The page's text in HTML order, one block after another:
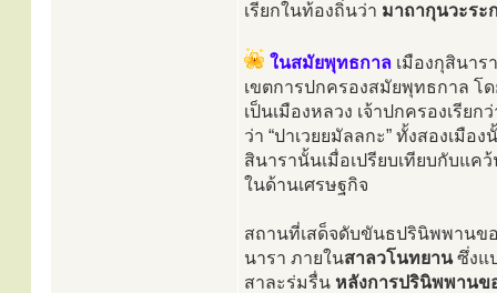
เรียกในท้องถิ่นว่า มาถากุนวะระ
ในสมัยพุทธกาล เมืองกุสินา
เขตการปกครองสมัยพุทธกาล โ
เป็นเมืองหลวง เจ้าปกครองเรียก
ว่า “ปาเวยยมัลลกะ” ทั้งสองเมือ
สินารานั้นเมื่อเปรียบเทียบกับแ
ในด้านเศรษฐกิจ
สถานที่เสด็จดับขันธปรินิพพานข
นารา ภายในสาลวโนทยานซึ่งแ
สาละร่มรื่น หลังการปรินิพพานข